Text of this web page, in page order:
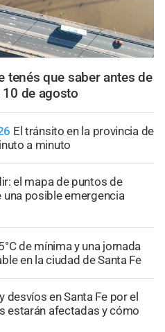
tenés que saber antes de
de agosto
El tránsito en la provincia de
a minuto
el mapa de puntos de
una posible emergencia
de mínima y una jornada
en la ciudad de Santa Fe
desvíos en Santa Fe por el
estarán afectadas y cómo